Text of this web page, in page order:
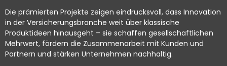
Die prämierten Projekte zeigen eindrucksvoll, dass Innovation
in der Versicherungsbranche weit über klassische
Produktideen hinausgeht – sie schaffen gesellschaftlichen
Mehrwert, fördern die Zusammenarbeit mit Kunden und
Partnern und stärken Unternehmen nachhaltig.